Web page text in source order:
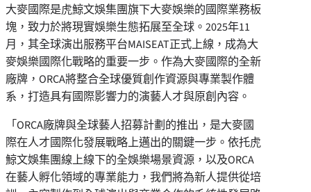
大麥國際是虎鯨文娛集團旗下大麥娛樂的國際業務板
塊，致力於將現實娛樂生態拓展至全球。2025年11
月，其全球演出服務平台MAISEAT正式上線，成為大
麥娛樂國際化戰略的重要一步。作為大麥國際的全新
廠牌，ORCA將整合全球優質創作資源與專業製作體
系，打造具有國際影響力的演藝人才與原創內容。
「ORCA廠牌與全球藝人招募計劃的推出，是大麥國
際在人才國際化發展戰略上邁出的關鍵一步。依托虎
鯨文娛集團線上線下的全娛樂場景資源，以及ORCA
在藝人孵化領域的專業能力，我們將為新人提供從培